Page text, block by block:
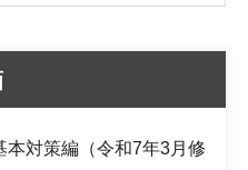
本対策編（令和7年3月修